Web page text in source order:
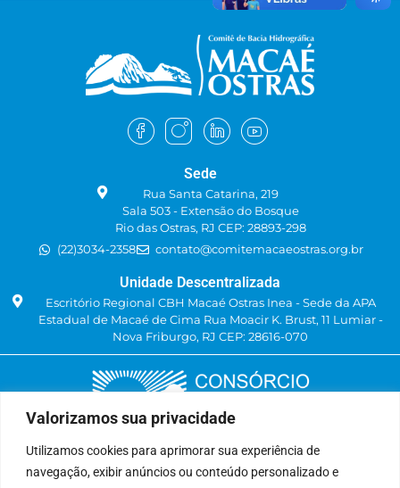
Valorizamos sua privacidade
Utilizamos cookies para aprimorar sua experiência de
navegação, exibir anúncios ou conteúdo personalizado e
Sede
Rua Santa Catarina, 219
Sala 503 - Extensão do Bosque
Rio das Ostras, RJ CEP: 28893-298
(22)3034-2358
contato@comitemacaeostras.org.br
Unidade Descentralizada
Escritório Regional CBH Macaé Ostras Inea - Sede da APA
Estadual de Macaé de Cima Rua Moacir K. Brust, 11 Lumiar -
Nova Friburgo, RJ CEP: 28616-070